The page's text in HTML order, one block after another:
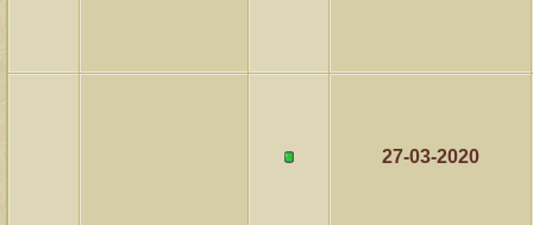
27-03-2020